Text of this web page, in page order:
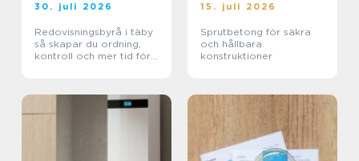
30. juli 2026
Redovisningsbyrå i täby
så skapar du ordning,
kontroll och mer tid för
15. juli 2026
Sprutbetong för säkra
och hållbara
konstruktioner